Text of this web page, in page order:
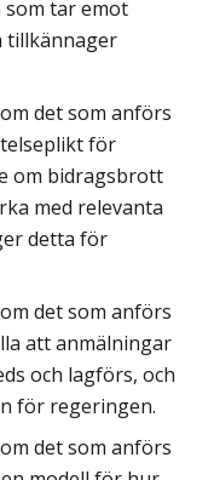
tar emot
tillkännager
det som anförs
för
om bidragsbrott
med relevanta
detta för
det som anförs
att anmälningar
och lagförs, och
för regeringen.
det som anförs